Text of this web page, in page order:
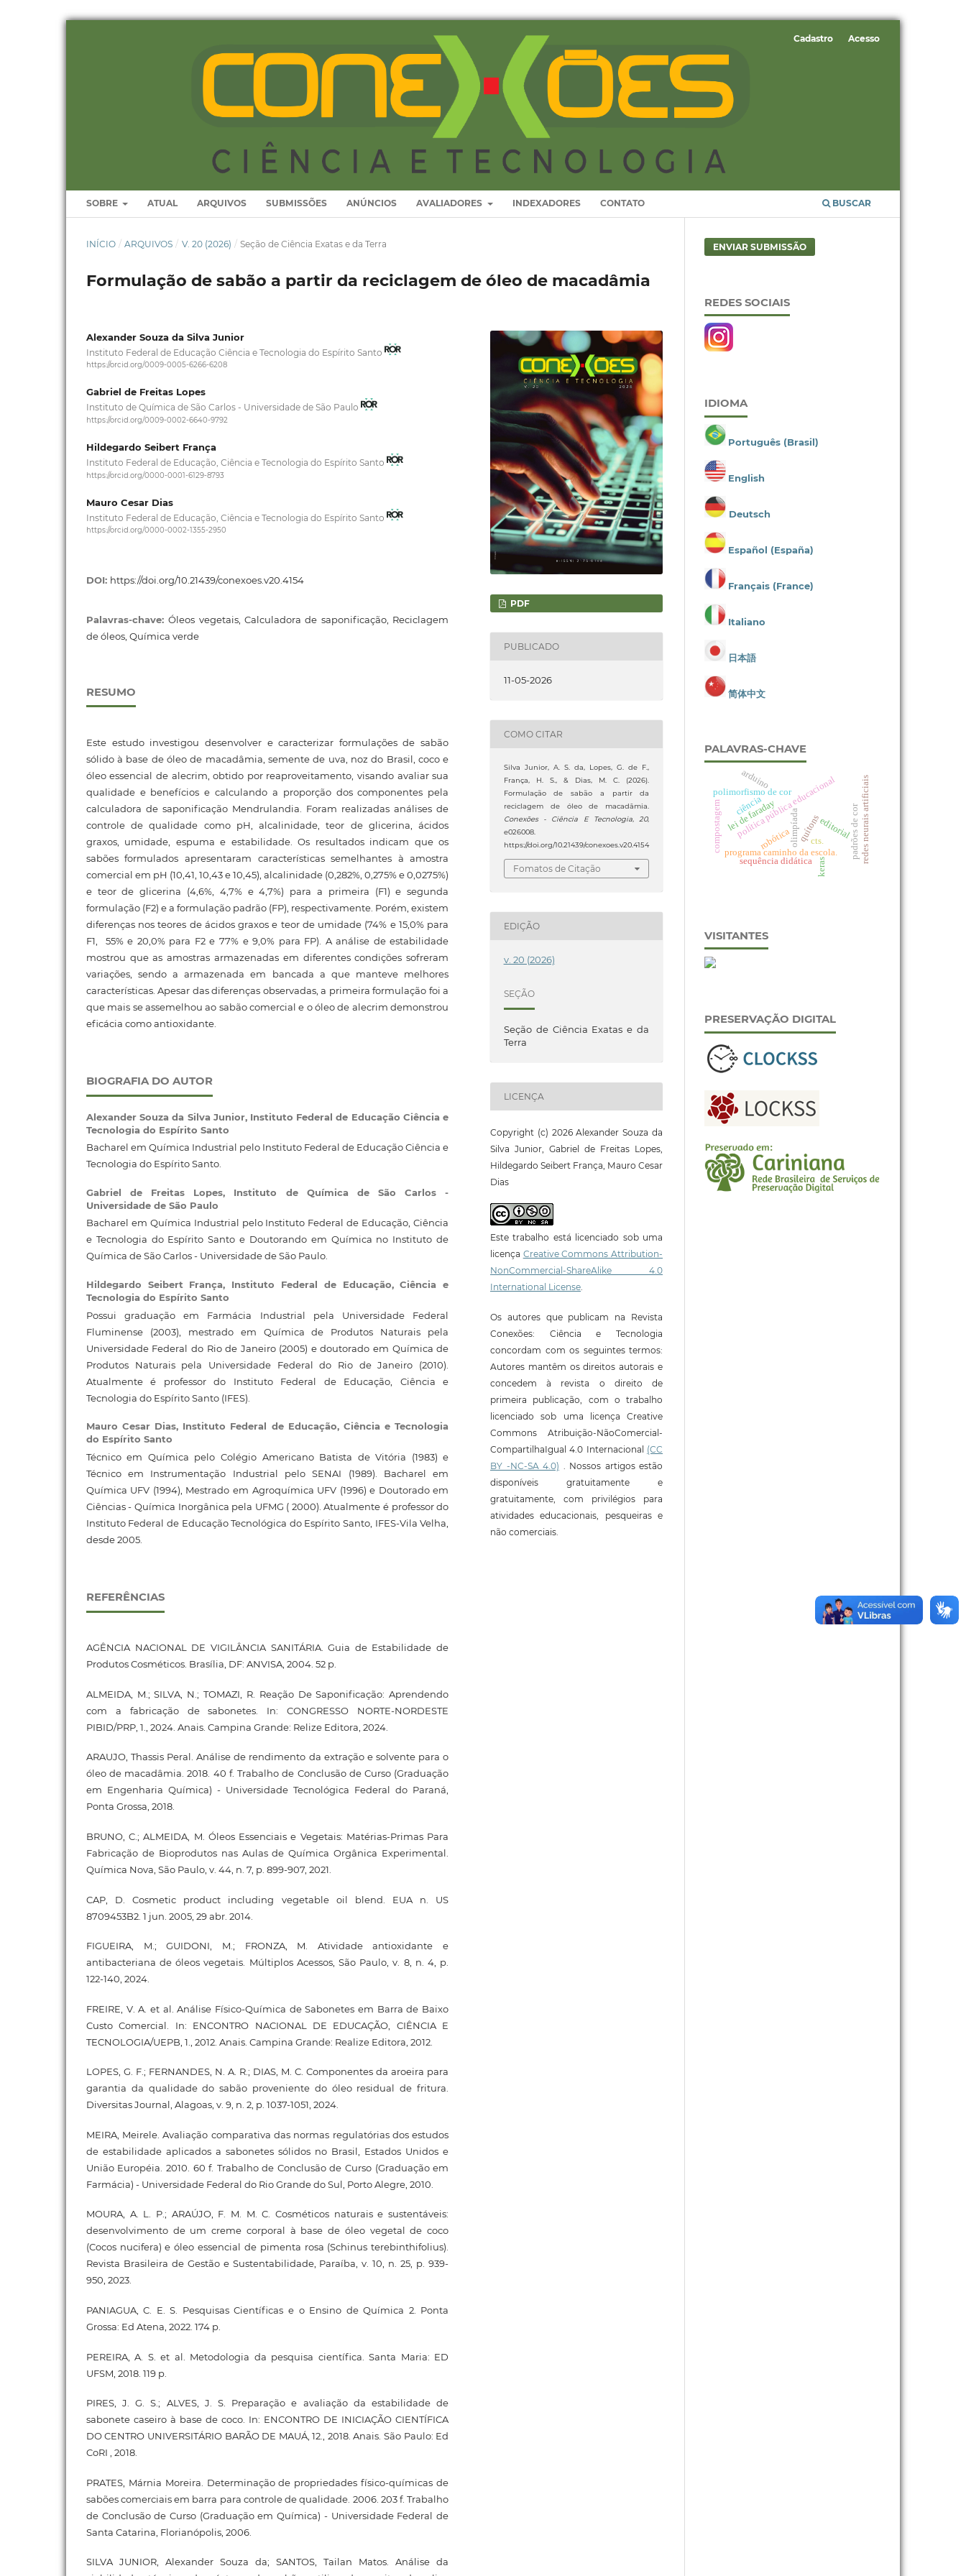
SOBRE ATUAL ARQUIVOS SUBMISSÕES ANÚNCIOS AVALIADORES INDEXADORES CONTATO BUSCAR
Cadastro Acesso
INÍCIO / ARQUIVOS / V. 20 (2026) / Seção de Ciência Exatas e da Terra
Formulação de sabão a partir da reciclagem de óleo de macadâmia
Alexander Souza da Silva Junior
Instituto Federal de Educação Ciência e Tecnologia do Espírito Santo
https://orcid.org/0009-0005-6266-6208
Gabriel de Freitas Lopes
Instituto de Química de São Carlos - Universidade de São Paulo
https://orcid.org/0009-0002-6640-9792
Hildegardo Seibert França
Instituto Federal de Educação, Ciência e Tecnologia do Espírito Santo
https://orcid.org/0000-0001-6129-8793
Mauro Cesar Dias
Instituto Federal de Educação, Ciência e Tecnologia do Espírito Santo
https://orcid.org/0000-0002-1355-2950
DOI: https://doi.org/10.21439/conexoes.v20.4154
Palavras-chave:Óleos vegetais, Calculadora de saponificação, Reciclagem
de óleos, Química verde
RESUMO
Este estudo investigou desenvolver e caracterizar formulações de sabão
sólido à base de óleo de macadâmia, semente de uva, noz do Brasil, coco e
óleo essencial de alecrim, obtido por reaproveitamento, visando avaliar sua
qualidade e benefícios e calculando a proporção dos componentes pela
calculadora de saponificação Mendrulandia. Foram realizadas análises de
controle de qualidade como pH, alcalinidade, teor de glicerina, ácidos
graxos, umidade, espuma e estabilidade. Os resultados indicam que os
sabões formulados apresentaram características semelhantes à amostra
comercial em pH (10,41, 10,43 e 10,45), alcalinidade (0,282%, 0,275% e 0,0275%)
e teor de glicerina (4,6%, 4,7% e 4,7%) para a primeira (F1) e segunda
formulação (F2) e a formulação padrão (FP), respectivamente. Porém, existem
diferenças nos teores de ácidos graxos e teor de umidade (74% e 15,0% para
F1, 55% e 20,0% para F2 e 77% e 9,0% para FP). A análise de estabilidade
mostrou que as amostras armazenadas em diferentes condições sofreram
variações, sendo a armazenada em bancada a que manteve melhores
características. Apesar das diferenças observadas, a primeira formulação foi a
que mais se assemelhou ao sabão comercial e o óleo de alecrim demonstrou
eficácia como antioxidante.
BIOGRAFIA DO AUTOR
Alexander Souza da Silva Junior, Instituto Federal de Educação Ciência e
Tecnologia do Espírito Santo
Bacharel em Química Industrial pelo Instituto Federal de Educação Ciência e
Tecnologia do Espírito Santo.
Gabriel de Freitas Lopes, Instituto de Química de São Carlos -
Universidade de São Paulo
Bacharel em Química Industrial pelo Instituto Federal de Educação, Ciência
e Tecnologia do Espírito Santo e Doutorando em Química no Instituto de
Química de São Carlos - Universidade de São Paulo.
Hildegardo Seibert França, Instituto Federal de Educação, Ciência e
Tecnologia do Espírito Santo
Possui graduação em Farmácia Industrial pela Universidade Federal
Fluminense (2003), mestrado em Química de Produtos Naturais pela
Universidade Federal do Rio de Janeiro (2005) e doutorado em Química de
Produtos Naturais pela Universidade Federal do Rio de Janeiro (2010).
Atualmente é professor do Instituto Federal de Educação, Ciência e
Tecnologia do Espírito Santo (IFES).
Mauro Cesar Dias, Instituto Federal de Educação, Ciência e Tecnologia
do Espírito Santo
Técnico em Química pelo Colégio Americano Batista de Vitória (1983) e
Técnico em Instrumentação Industrial pelo SENAI (1989). Bacharel em
Química UFV (1994), Mestrado em Agroquímica UFV (1996) e Doutorado em
Ciências - Química Inorgânica pela UFMG ( 2000). Atualmente é professor do
Instituto Federal de Educação Tecnológica do Espírito Santo, IFES-Vila Velha,
desde 2005.
REFERÊNCIAS
AGÊNCIA NACIONAL DE VIGILÂNCIA SANITÁRIA. Guia de Estabilidade de
Produtos Cosméticos. Brasília, DF: ANVISA, 2004. 52 p.
ALMEIDA, M.; SILVA, N.; TOMAZI, R. Reação De Saponificação: Aprendendo
com a fabricação de sabonetes. In: CONGRESSO NORTE-NORDESTE
PIBID/PRP, 1., 2024. Anais. Campina Grande: Relize Editora, 2024.
ARAUJO, Thassis Peral. Análise de rendimento da extração e solvente para o
óleo de macadâmia. 2018. 40 f. Trabalho de Conclusão de Curso (Graduação
em Engenharia Química) - Universidade Tecnológica Federal do Paraná,
Ponta Grossa, 2018.
BRUNO, C.; ALMEIDA, M. Óleos Essenciais e Vegetais: Matérias-Primas Para
Fabricação de Bioprodutos nas Aulas de Química Orgânica Experimental.
Química Nova, São Paulo, v. 44, n. 7, p. 899-907, 2021.
CAP, D. Cosmetic product including vegetable oil blend. EUA n. US
8709453B2. 1 jun. 2005, 29 abr. 2014.
FIGUEIRA, M.; GUIDONI, M.; FRONZA, M. Atividade antioxidante e
antibacteriana de óleos vegetais. Múltiplos Acessos, São Paulo, v. 8, n. 4, p.
122-140, 2024.
FREIRE, V. A. et al. Análise Físico-Química de Sabonetes em Barra de Baixo
Custo Comercial. In: ENCONTRO NACIONAL DE EDUCAÇÃO, CIÊNCIA E
TECNOLOGIA/UEPB, 1., 2012. Anais. Campina Grande: Realize Editora, 2012.
LOPES, G. F.; FERNANDES, N. A. R.; DIAS, M. C. Componentes da aroeira para
garantia da qualidade do sabão proveniente do óleo residual de fritura.
Diversitas Journal, Alagoas, v. 9, n. 2, p. 1037-1051, 2024.
MEIRA, Meirele. Avaliação comparativa das normas regulatórias dos estudos
de estabilidade aplicados a sabonetes sólidos no Brasil, Estados Unidos e
União Européia. 2010. 60 f. Trabalho de Conclusão de Curso (Graduação em
Farmácia) - Universidade Federal do Rio Grande do Sul, Porto Alegre, 2010.
MOURA, A. L. P.; ARAÚJO, F. M. M. C. Cosméticos naturais e sustentáveis:
desenvolvimento de um creme corporal à base de óleo vegetal de coco
(Cocos nucifera) e óleo essencial de pimenta rosa (Schinus terebinthifolius).
Revista Brasileira de Gestão e Sustentabilidade, Paraíba, v. 10, n. 25, p. 939-
950, 2023.
PANIAGUA, C. E. S. Pesquisas Científicas e o Ensino de Química 2. Ponta
Grossa: Ed Atena, 2022. 174 p.
PEREIRA, A. S. et al. Metodologia da pesquisa científica. Santa Maria: ED
UFSM, 2018. 119 p.
PIRES, J. G. S.; ALVES, J. S. Preparação e avaliação da estabilidade de
sabonete caseiro à base de coco. In: ENCONTRO DE INICIAÇÃO CIENTÍFICA
DO CENTRO UNIVERSITÁRIO BARÃO DE MAUÁ, 12., 2018. Anais. São Paulo: Ed
CoRI , 2018.
PRATES, Márnia Moreira. Determinação de propriedades físico-químicas de
sabões comerciais em barra para controle de qualidade. 2006. 203 f. Trabalho
de Conclusão de Curso (Graduação em Química) - Universidade Federal de
Santa Catarina, Florianópolis, 2006.
SILVA JUNIOR, Alexander Souza da; SANTOS, Tailan Matos. Análise da
PDF
PUBLICADO
11-05-2026
COMO CITAR
Silva Junior, A. S. da, Lopes, G. de F.,
França, H. S., & Dias, M. C. (2026).
Formulação de sabão a partir da
reciclagem de óleo de macadâmia.
Conexões - Ciência E Tecnologia,20,
e026008.
https://doi.org/10.21439/conexoes.v20.4154
Fomatos de Citação
EDIÇÃO
v. 20 (2026)
SEÇÃO
Seção de Ciência Exatas e da
Terra
LICENÇA
Copyright (c) 2026 Alexander Souza da
Silva Junior, Gabriel de Freitas Lopes,
Hildegardo Seibert França, Mauro Cesar
Dias
Este trabalho está licenciado sob uma
licença Creative Commons Attribution-
NonCommercial-ShareAlike 4.0
International License.
Os autores que publicam na Revista
Conexões: Ciência e Tecnologia
concordam com os seguintes termos:
Autores mantêm os direitos autorais e
concedem à revista o direito de
primeira publicação, com o trabalho
licenciado sob uma licença Creative
Commons Atribuição-NãoComercial-
CompartilhaIgual 4.0 Internacional (CC
BY -NC-SA 4.0) . Nossos artigos estão
disponíveis gratuitamente e
gratuitamente, com privilégios para
atividades educacionais, pesqueiras e
não comerciais.
ENVIAR SUBMISSÃO
REDES SOCIAIS
IDIOMA
Português (Brasil)
English
Deutsch
Español (España)
Français (France)
Italiano
日本語
简体中文
PALAVRAS-CHAVE
editorial
olimpíada
política pública educacional
programa caminho da escola. padrões de cor
polimorfismo de cor
quítons
robótica redes neurais artificiais
keras
sequência didática
cts.
compostagemlei de faraday
ciência
arduino
VISITANTES
PRESERVAÇÃO DIGITAL